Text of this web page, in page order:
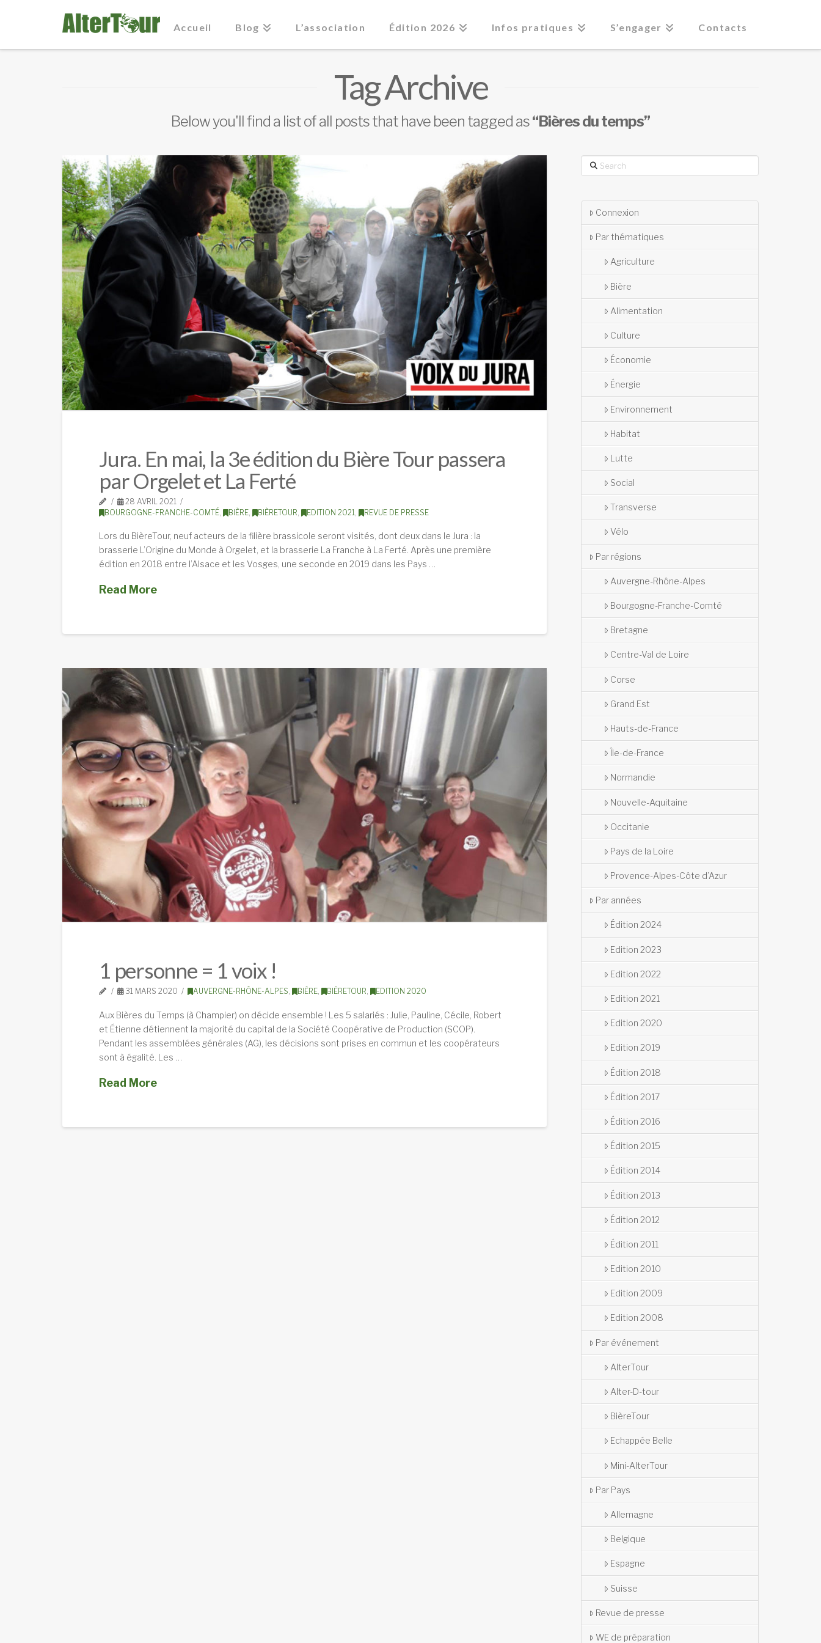
Accueil Blog L’association Édition 2026 Infos pratiques S’engager Contacts
Tag Archive
Below you'll find a list of all posts that have been tagged as“Bières du temps”
Jura. En mai, la 3e édition du Bière Tour passera
par Orgelet et La Ferté
28 AVRIL 2021
BOURGOGNE-FRANCHE-COMTÉ
BIÈRE BIÈRETOUR EDITION 2021 REVUE DE PRESSE
Lors du BièreTour, neuf acteurs de la filière brassicole seront visités, dont deux dans le Jura : la
brasserie L’Origine du Monde à Orgelet, et la brasserie La Franche à La Ferté. Après une première
édition en 2018 entre l’Alsace et les Vosges, une seconde en 2019 dans les Pays …
Read More
1 personne = 1 voix !
31 MARS 2020 AUVERGNE-RHÔNE-ALPES, BIÈRE, BIÈRETOUR, EDITION 2020
Aux Bières du Temps (à Champier) on décide ensemble ! Les 5 salariés : Julie, Pauline, Cécile, Robert
et Étienne détiennent la majorité du capital de la Société Coopérative de Production (SCOP).
Pendant les assemblées générales (AG), les décisions sont prises en commun et les coopérateurs
sont à égalité. Les …
Read More
Search
Connexion
Par thématiques
Agriculture
Bière
Alimentation
Culture
Économie
Énergie
Environnement
Habitat
Lutte
Social
Transverse
Vélo
Par régions
Auvergne-Rhône-Alpes
Bourgogne-Franche-Comté
Bretagne
Centre-Val de Loire
Corse
Grand Est
Hauts-de-France
Île-de-France
Normandie
Nouvelle-Aquitaine
Occitanie
Pays de la Loire
Provence-Alpes-Côte d’Azur
Par années
Édition 2024
Edition 2023
Edition 2022
Edition 2021
Edition 2020
Edition 2019
Édition 2018
Édition 2017
Édition 2016
Édition 2015
Édition 2014
Édition 2013
Édition 2012
Édition 2011
Edition 2010
Edition 2009
Edition 2008
Par événement
AlterTour
Alter-D-tour
BièreTour
Echappée Belle
Mini-AlterTour
Par Pays
Allemagne
Belgique
Espagne
Suisse
Revue de presse
WE de préparation